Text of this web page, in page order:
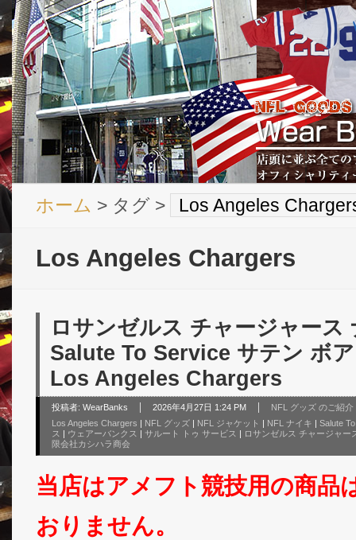
ホーム > タグ > Los Angeles
Los Angeles Chargers
ロサンゼルス チャージャース
Salute To Service サテン ボ
Los Angeles Chargers
投稿者: WearBanks 2026年4月27日 1:24 PM NFL グッズ のご紹介
Los Angeles Chargers | NFL グッズ | NFL ジャケット | NFL ナイキ | Salute
ス | ウェアーバンクス | サルート トゥ サービス | ロサンゼルス チャージャー
限会社カシハラ商会
当店はアメフト競技用の商品
おりません。